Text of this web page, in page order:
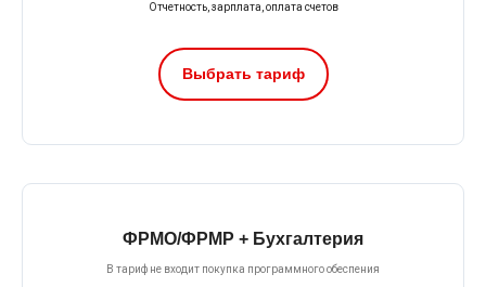
Отчетность, зарплата, оплата счетов
Выбрать тариф
ФРМО/ФРМР + Бухгалтерия
В тариф не входит покупка программного обеспения